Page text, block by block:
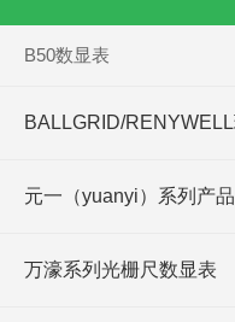
B50数显表
元一（yuanyi）系列产品
万濠系列光栅尺数显表